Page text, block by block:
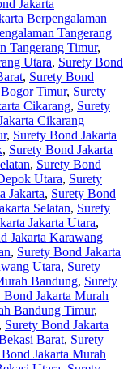
Jakarta
Berpengalaman
Tangerang
Tangerang Timur,
Utara, Surety Bond
, Surety Bond
Timur, Surety
Cikarang, Surety
Cikarang
, Surety Bond Jakarta
, Surety Bond Jakarta
, Surety Bond
Utara, Surety
Jakarta, Surety Bond
Selatan, Surety
Jakarta Utara,
Jakarta Karawang
, Surety Bond Jakarta
Utara, Surety
Bandung, Surety
Bond Jakarta Murah
Bandung Timur,
, Surety Bond Jakarta
Barat, Surety
Jakarta Murah